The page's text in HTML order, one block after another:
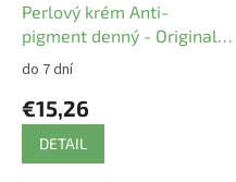
Perlový krém Anti-
pigment denný - Original
ATOK
do 7 dní
€15,26
DETAIL